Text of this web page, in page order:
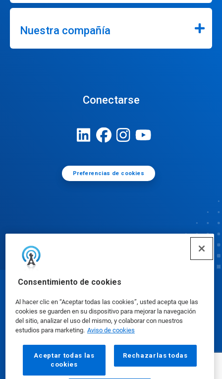
Consentimiento de cookies
Al hacer clic en “Aceptar todas las cookies”, usted acepta que las
cookies se guarden en su dispositivo para mejorar la navegación
del sitio, analizar el uso del mismo, y colaborar con nuestros
estudios para marketing. Aviso de cookies
Aceptar todas las
cookies
Rechazarlas todas
Nuestra compañía
Conectarse
Preferencias de cookies
Hojas de datos sobre seguridad|Política de
privacidad|Términos de uso